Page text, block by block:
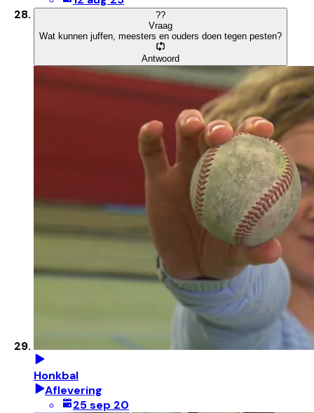
??
Vraag
Wat kunnen juffen, meesters en ouders doen tegen pesten?
Antwoord
Honkbal
Aflevering
25 sep 20